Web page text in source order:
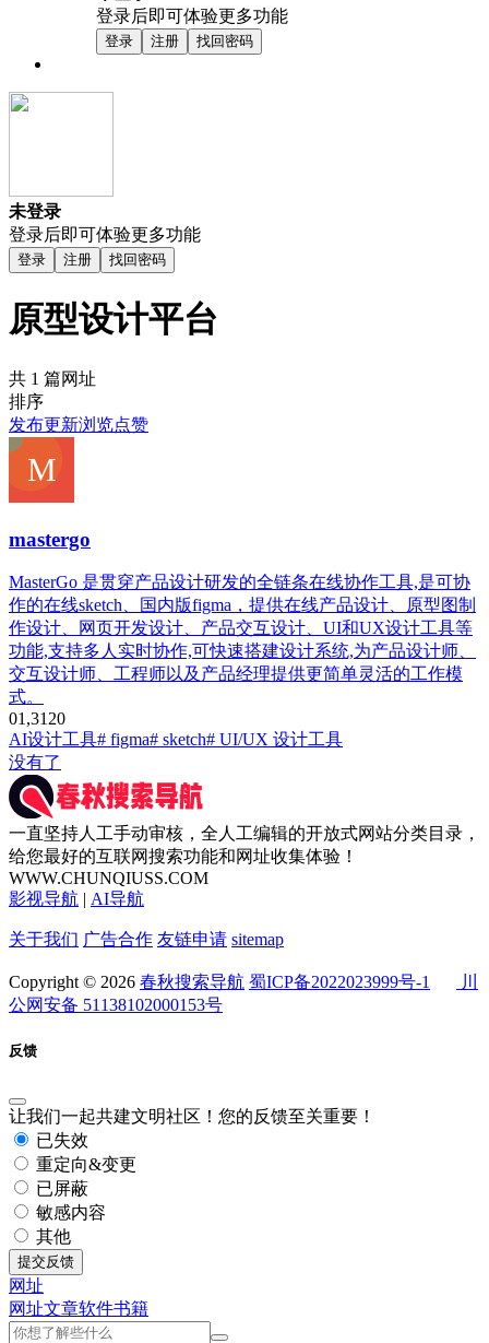
登录后即可体验更多功能
登录 注册 找回密码
未登录
登录后即可体验更多功能
登录 注册 找回密码
原型设计平台
共 1 篇网址
排序
发布更新浏览点赞
mastergo
MasterGo 是贯穿产品设计研发的全链条在线协作工具,是可协
作的在线sketch、国内版figma，提供在线产品设计、原型图制
作设计、网页开发设计、产品交互设计、UI和UX设计工具等
功能,支持多人实时协作,可快速搭建设计系统,为产品设计师、
交互设计师、工程师以及产品经理提供更简单灵活的工作模
式。
01,3120
AI设计工具# figma# sketch# UI/UX 设计工具
没有了
一直坚持人工手动审核，全人工编辑的开放式网站分类目录，
给您最好的互联网搜索功能和网址收集体验！
WWW.CHUNQIUSS.COM
影视导航 | AI导航
关于我们 广告合作 友链申请 sitemap
Copyright © 2026 春秋搜索导航 蜀ICP备2022023999号-1
川
公网安备 51138102000153号
反馈
让我们一起共建文明社区！您的反馈至关重要！
已失效
重定向&变更
已屏蔽
敏感内容
其他
提交反馈
网址
网址文章软件书籍